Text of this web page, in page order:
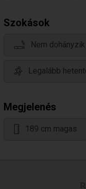
Szokások
Nem dohányzik
Legalább
Megjelenés
189 cm magas